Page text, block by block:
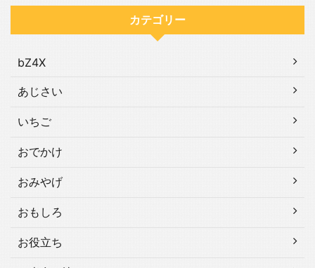
カテゴリー
bZ4X
あじさい
いちご
おでかけ
おみやげ
おもしろ
お役立ち